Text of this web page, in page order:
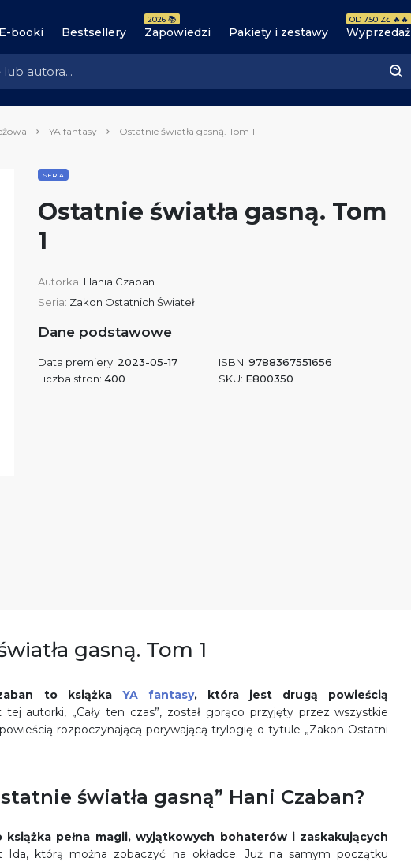
E-booki Bestsellery Zapowiedzi
2026 📚
Pakiety i zestawy Wyprzedaż
OD 7.50 ZŁ 🔥🔥
YA fantasy Ostatnie światła gasną. Tom 1
SERIA
Ostatnie światła gasną. Tom
1
Autorka: Hania Czaban
Seria: Zakon Ostatnich Świateł
Dane podstawowe
Data premiery: 2023-05-17
Liczba stron: 400
ISBN: 9788367551656
SKU: E800350
gasną. Tom 1
to książka YA fantasy, która jest drugą powieścią
autorki, „Cały ten czas”, został gorąco przyjęty przez wszystkie
rozpoczynającą porywającą trylogię o tytule „Zakon Ostatni
światła gasną” Hani Czaban?
książka pełna magii, wyjątkowych bohaterów i zaskakujących
Ida, którą można zobaczyć na okładce. Już na samym początku